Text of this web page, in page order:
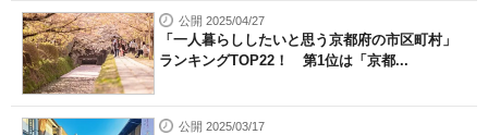
公開 2025/04/27
「一人暮らししたいと思う京都府の市区町村」
ランキングTOP22！ 第1位は「京都...
公開 2025/03/17